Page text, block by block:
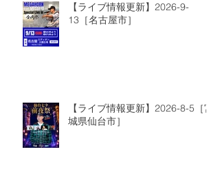
【ライブ情報更新】2026-9-
13［名古屋市］
【ライブ情報更新】2026-8-5［宮
城県仙台市］